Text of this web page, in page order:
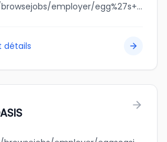
jobbank.gc.ca/browsejobs/employer/egg%27s+morning+breakfast+lunch/ca
détails